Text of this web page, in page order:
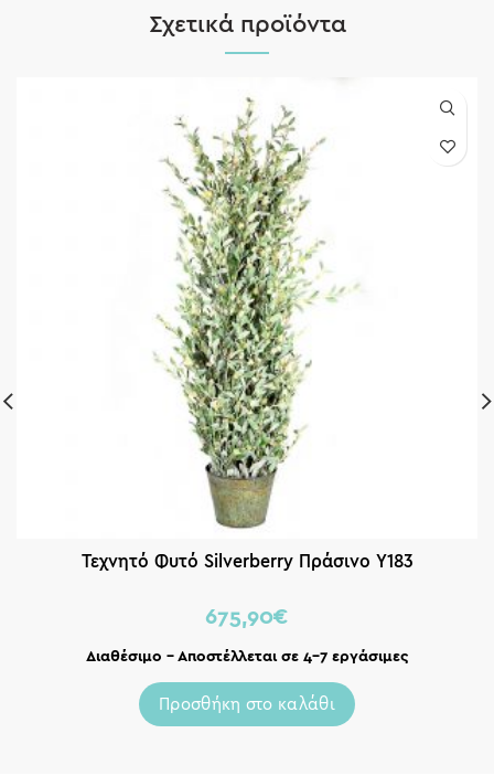
Σχετικά προϊόντα
Τεχνητό Φυτό Silverberry Πράσινο Υ183
675,90€
Διαθέσιμο – Αποστέλλεται σε 4-7 εργάσιμες
Προσθήκη στο καλάθι